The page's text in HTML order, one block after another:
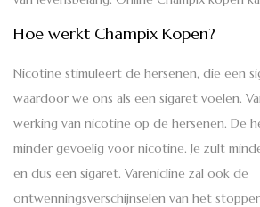
Hoe werkt Champix Kopen?
Nicotine stimuleert de hersenen, die een
waardoor we ons als een sigaret voelen.
werking van nicotine op de hersenen. De
minder gevoelig voor nicotine. Je zult
en dus een sigaret. Varenicline zal ook de
ontwenningsverschijnselen van het